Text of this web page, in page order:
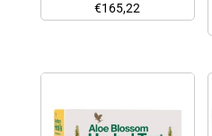
€165,22